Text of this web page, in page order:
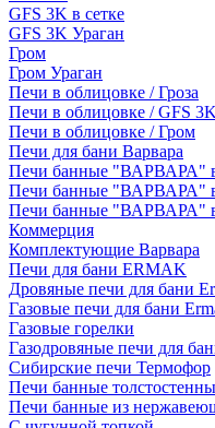
GFS 3K в сетке
GFS 3K Ураган
Гром
Гром Ураган
Печи в облицовке / Гроза
Печи в облицовке / GFS 3K
Печи в облицовке / Гром
Печи для бани Варвара
Печи банные "ВАРВАРА"
Печи банные "ВАРВАРА" в
Печи банные "ВАРВАРА" в
Коммерция
Комплектующие Варвара
Печи для бани ERMAK
Дровяные печи для бани
Газовые печи для бани
Газовые горелки
Газодровяные печи для
Сибирские печи Термофор
Печи банные
Печи банные из